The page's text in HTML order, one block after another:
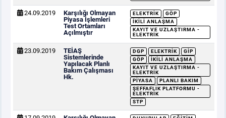
24.09.2019
Karşılığı Olmayan
Piyasa İşlemleri
Test Ortamları
Açılmıştır
ELEKTRIK
GÖP
İKILI ANLAŞMA
KAYIT VE UZLAŞTIRMA -
ELEKTRIK
23.09.2019
TEİAŞ
Sistemlerinde
Yapılacak Planlı
Bakım Çalışması
Hk.
DGP ELEKTRIK
GİP
GÖP
İKILI ANLAŞMA
KAYIT VE UZLAŞTIRMA -
ELEKTRIK
PIYASA
PLANLI BAKIM
ŞEFFAFLIK PLATFORMU -
ELEKTRIK
STP